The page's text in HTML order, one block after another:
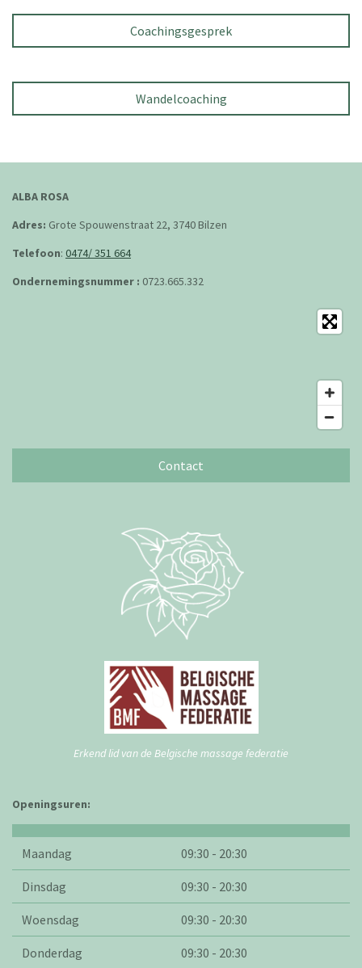
Coachingsgesprek
Wandelcoaching
ALBA ROSA
Adres: Grote Spouwenstraat 22, 3740 Bilzen
Telefoon: 0474/ 351 664
Ondernemingsnummer : 0723.665.332
Contact
Erkend lid van de Belgische massage federatie
Openingsuren:
Maandag 09:30 - 20:30
Dinsdag 09:30 - 20:30
Woensdag 09:30 - 20:30
Donderdag 09:30 - 20:30